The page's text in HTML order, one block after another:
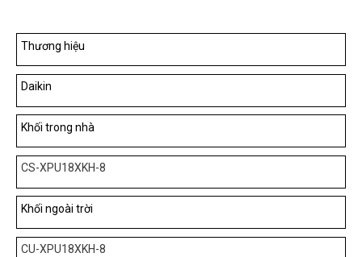
Thương hiệu
Daikin
Khối trong nhà
CS-XPU18XKH-8
Khối ngoài trời
CU-XPU18XKH-8